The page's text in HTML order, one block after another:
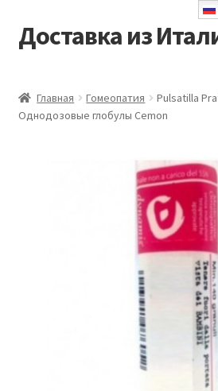
Перейти
к
Перейти
к
Доставка из
Доставка
Главная Гомеопатия
Pulsatilla
Однодозовые глобулы Cemon